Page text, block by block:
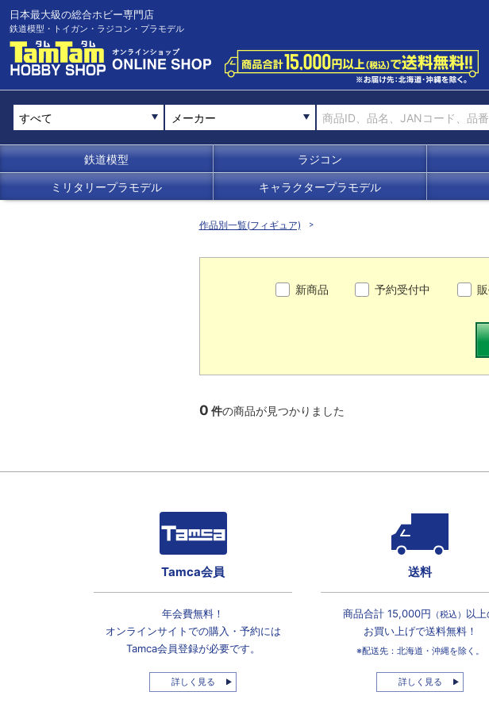
日本最大級の総合ホビー専門店
鉄道模型・トイガン・ラジコン・プラモデル
メーカー
鉄道模型 ラジコン
ミリタリープラモデル キャラクタープラモデル
作品別一覧(フィギュア)
新商品 予約受付中
0 件の商品が見つかりました
Tamca会員
年会費無料！
オンラインサイトでの購入・予約には
Tamca会員登録が必要です。
詳しく見る
送料
商品合計 15,000円 （税込） 以上
お買い上げで送料無料！
※配送先：北海道・沖縄を除く。
詳しく見る